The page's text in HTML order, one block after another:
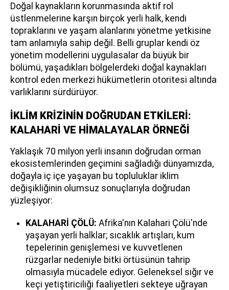
Doğal kaynakların korunmasında aktif rol
üstlenmelerine karşın birçok yerli halk, kendi
topraklarını ve yaşam alanlarını yönetme yetkisine
tam anlamıyla sahip değil. Belli gruplar kendi öz
yönetim modellerini uygulasalar da büyük bir
bölümü, yaşadıkları bölgelerdeki doğal kaynakları
kontrol eden merkezi hükümetlerin otoritesi altında
varlıklarını sürdürüyor.
İKLİM KRİZİNİN DOĞRUDAN ETKİLERİ:
KALAHARİ VE HİMALAYALAR ÖRNEĞİ
Yaklaşık 70 milyon yerli insanın doğrudan orman
ekosistemlerinden geçimini sağladığı dünyamızda,
doğayla iç içe yaşayan bu topluluklar iklim
değişikliğinin olumsuz sonuçlarıyla doğrudan
yüzleşiyor:
KALAHARİ ÇÖLÜ: Afrika'nın Kalahari Çölü'nde
yaşayan yerli halklar; sıcaklık artışları, kum
tepelerinin genişlemesi ve kuvvetlenen
rüzgarlar nedeniyle bitki örtüsünün tahrip
olmasıyla mücadele ediyor. Geleneksel sığır ve
keçi yetiştiriciliği faaliyetleri sekteye uğrayan